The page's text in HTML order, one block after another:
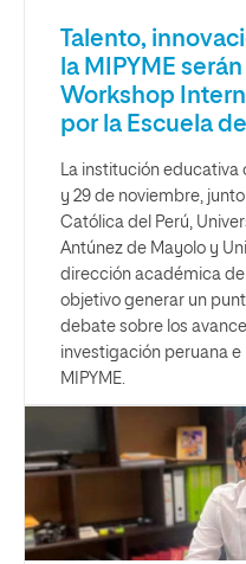
Talento,
la MIPYME
Workshop
por la Escuela
La institución
y 29 de noviembre,
Católica del Perú,
Antúnez de Mayolo y
dirección académica de
objetivo generar un
debate sobre los
investigación peruana
MIPYME.